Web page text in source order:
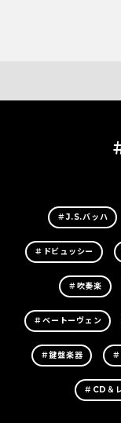
＃J.S.バッハ
＃ドビュッシー
＃吹奏楽
＃ベートーヴェン
＃鍵盤楽器
＃CD＆